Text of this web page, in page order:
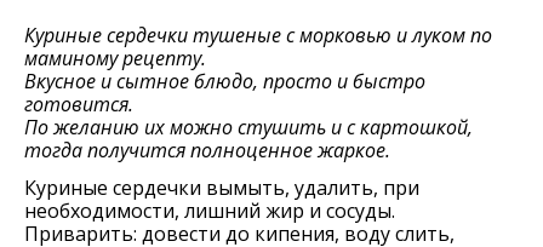
Куриные сердечки тушеные с морковью и луком по
маминому рецепту.
Вкусное и сытное блюдо, просто и быстро
готовится.
По желанию их можно стушить и с картошкой,
тогда получится полноценное жаркое.
Куриные сердечки вымыть, удалить, при
необходимости, лишний жир и сосуды.
Приварить: довести до кипения, воду слить,